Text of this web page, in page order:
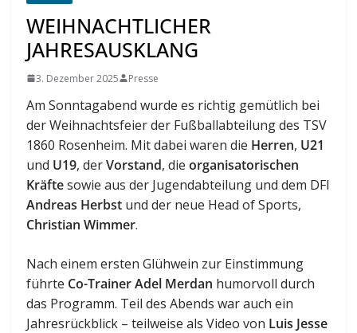
WEIHNACHTLICHER
JAHRESAUSKLANG
3. Dezember 2025 Presse
Am Sonntagabend wurde es richtig gemütlich bei
der Weihnachtsfeier der Fußballabteilung des TSV
1860 Rosenheim. Mit dabei waren die Herren, U21
und U19, derVorstand, dieorganisatorischen
Kräftesowie aus der Jugendabteilung und dem DFI
Andreas Herbst und der neue Head of Sports,
Christian Wimmer.
Nach einem ersten Glühwein zur Einstimmung
führte Co-Trainer Adel Merdan humorvoll durch
das Programm. Teil des Abends war auch ein
Jahresrückblick – teilweise als Video von Luis Jesse